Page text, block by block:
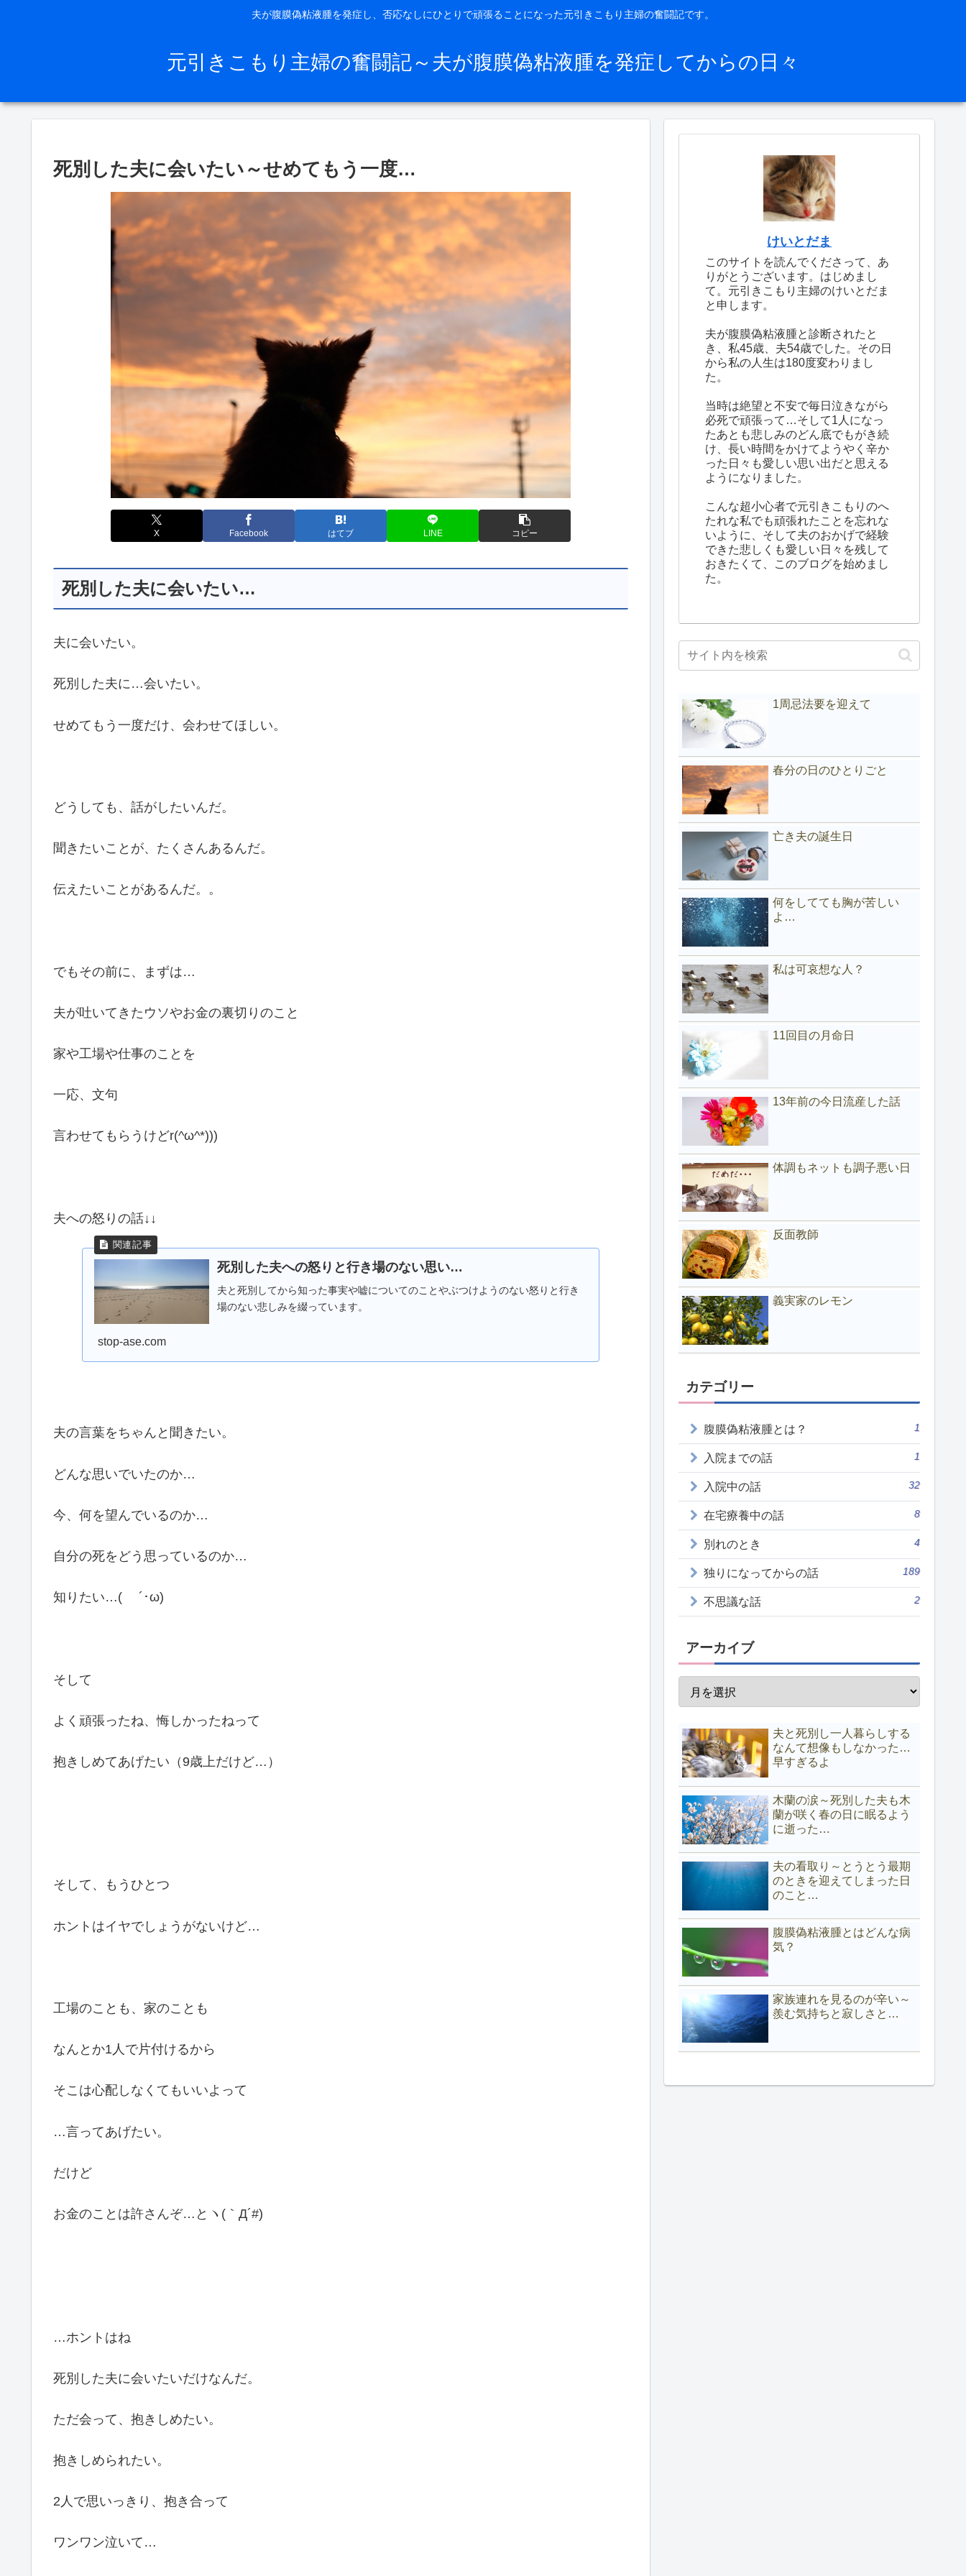
夫が腹膜偽粘液腫を発症し、否応なしにひとりで頑張ることになった元引きこもり主婦の奮闘記です。
元引きこもり主婦の奮闘記～夫が腹膜偽粘液腫を発症してからの日々
死別した夫に会いたい～せめてもう一度…
X Facebook はてブ LINE コピー
死別した夫に会いたい…
夫に会いたい。
死別した夫に…会いたい。
せめてもう一度だけ、会わせてほしい。
どうしても、話がしたいんだ。
聞きたいことが、たくさんあるんだ。
伝えたいことがあるんだ。。
でもその前に、まずは…
夫が吐いてきたウソやお金の裏切りのこと
家や工場や仕事のことを
一応、文句
言わせてもらうけどr(^ω^*)))
夫への怒りの話↓↓
死別した夫への怒りと行き場のない思い…
夫と死別してから知った事実や嘘についてのことやぶつけようのない怒りと行き
場のない悲しみを綴っています。
stop-ase.com
夫の言葉をちゃんと聞きたい。
どんな思いでいたのか…
今、何を望んでいるのか…
自分の死をどう思っているのか…
知りたい…( ´･ω)
そして
よく頑張ったね、悔しかったねって
抱きしめてあげたい（9歳上だけど…）
そして、もうひとつ
ホントはイヤでしょうがないけど…
工場のことも、家のことも
なんとか1人で片付けるから
そこは心配しなくてもいいよって
…言ってあげたい。
だけど
お金のことは許さんぞ…とヽ(｀Д´#)
…ホントはね
死別した夫に会いたいだけなんだ。
ただ会って、抱きしめたい。
抱きしめられたい。
2人で思いっきり、抱き合って
ワンワン泣いて…
けいとだま
このサイトを読んでくださって、あ
りがとうございます。はじめまし
て。元引きこもり主婦のけいとだま
と申します。
夫が腹膜偽粘液腫と診断されたと
き、私45歳、夫54歳でした。その日
から私の人生は180度変わりまし
た。
当時は絶望と不安で毎日泣きながら
必死で頑張って…そして1人になっ
たあとも悲しみのどん底でもがき続
け、長い時間をかけてようやく辛か
った日々も愛しい思い出だと思える
ようになりました。
こんな超小心者で元引きこもりのへ
たれな私でも頑張れたことを忘れな
いように、そして夫のおかげで経験
できた悲しくも愛しい日々を残して
おきたくて、このブログを始めまし
た。
1周忌法要を迎えて
春分の日のひとりごと
亡き夫の誕生日
何をしてても胸が苦しい
よ…
私は可哀想な人？
11回目の月命日
13年前の今日流産した話
体調もネットも調子悪い日
反面教師
義実家のレモン
カテゴリー
腹膜偽粘液腫とは？ 1
入院までの話 1
入院中の話 32
在宅療養中の話 8
別れのとき 4
独りになってからの話 189
不思議な話 2
アーカイブ
夫と死別し一人暮らしする
なんて想像もしなかった…
早すぎるよ
木蘭の涙～死別した夫も木
蘭が咲く春の日に眠るよう
に逝った…
夫の看取り～とうとう最期
のときを迎えてしまった日
のこと…
腹膜偽粘液腫とはどんな病
気？
家族連れを見るのが辛い～
羨む気持ちと寂しさと…